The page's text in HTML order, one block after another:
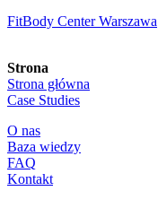
FitBody Center Warszawa
Strona
Strona główna
Case Studies
O nas
Baza wiedzy
FAQ
Kontakt